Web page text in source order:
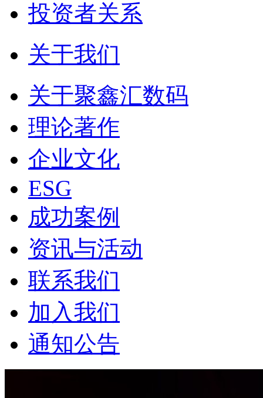
投资者关系
关于我们
关于聚鑫汇数码
理论著作
企业文化
ESG
成功案例
资讯与活动
联系我们
加入我们
通知公告